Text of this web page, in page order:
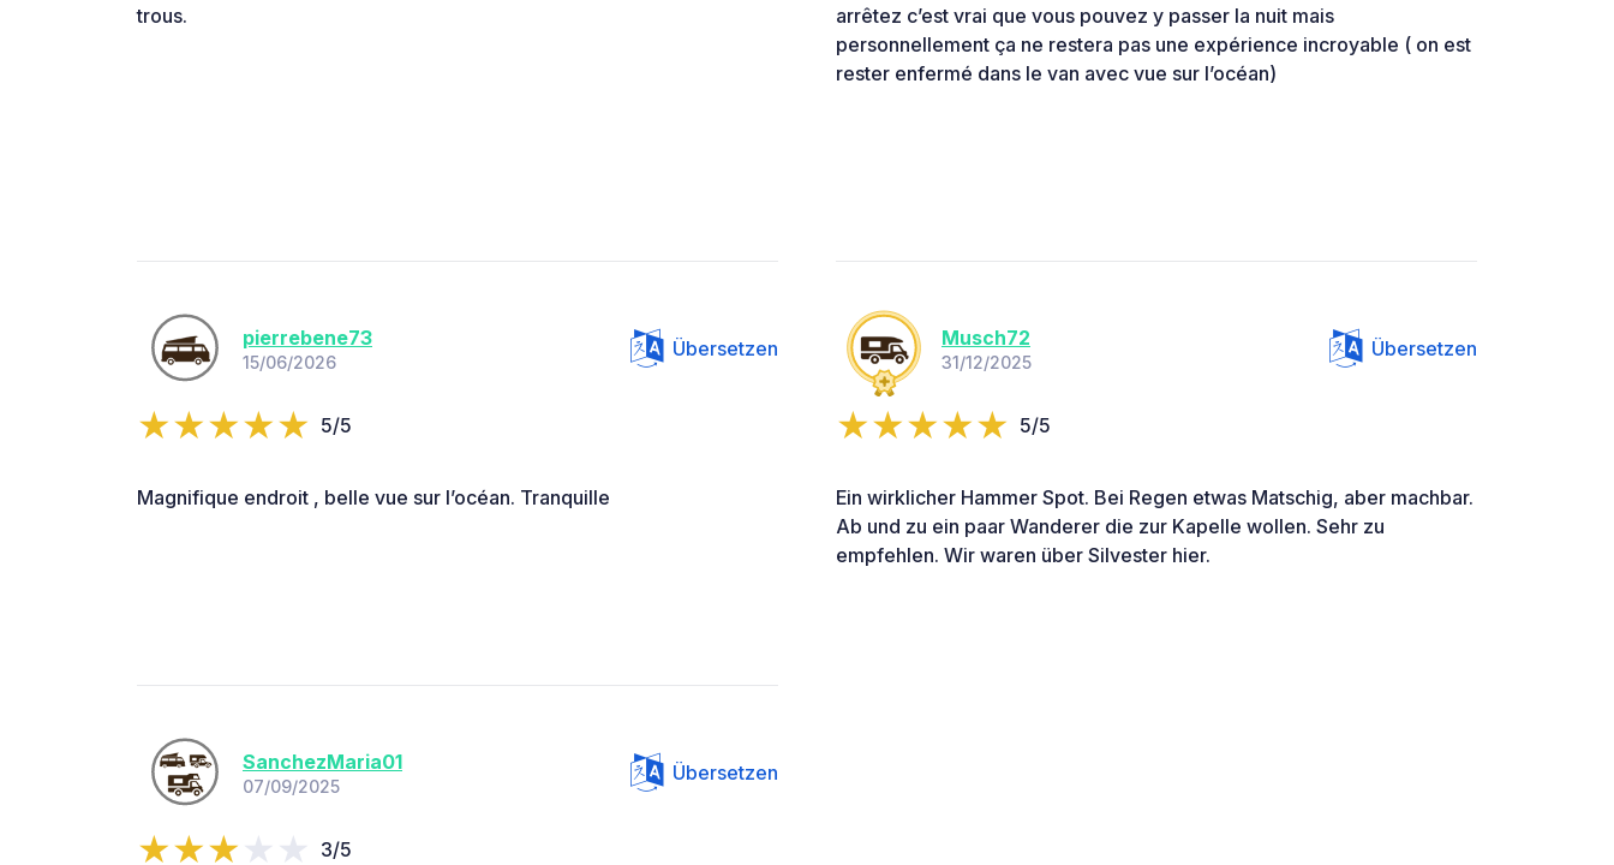
trous.
arrêtez c’est vrai que vous pouvez y passer la nuit mais
personnellement ça ne restera pas une expérience incroyable ( on est
rester enfermé dans le van avec vue sur l’océan)
pierrebene73
15/06/2026
Übersetzen
5/5
Magnifique endroit , belle vue sur l’océan. Tranquille
Musch72
31/12/2025
Übersetzen
5/5
Ein wirklicher Hammer Spot. Bei Regen etwas Matschig, aber machbar.
Ab und zu ein paar Wanderer die zur Kapelle wollen. Sehr zu
empfehlen. Wir waren über Silvester hier.
SanchezMaria01
07/09/2025
Übersetzen
3/5